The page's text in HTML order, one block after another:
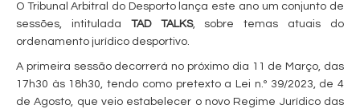
O Tribunal Arbitral do Desporto lança este ano um conjunto de
sessões, intitulada TAD TALKS, sobre temas atuais do
ordenamento jurídico desportivo.
A primeira sessão decorrerá no próximo dia 11 de Março, das
17h30 às 18h30, tendo como pretexto a Lei n.º 39/2023, de 4
de Agosto, que veio estabelecer o novo Regime Jurídico das